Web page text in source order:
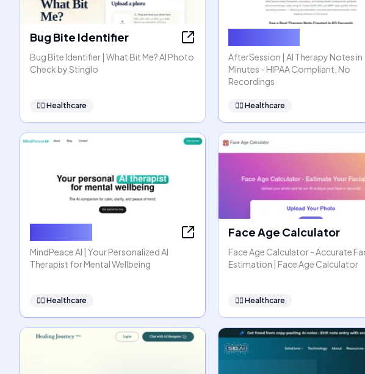
Bug Bite Identifier
Bug Bite Identifier | What Bit Me? AI Photo
Check by Stinglo
👩‍⚕️ Healthcare
AfterSession | AI Therapy Notes in
Minutes - HIPAA Compliant, No
Recordings
👩‍⚕️ Healthcare
MindPeace AI | Your Personalized AI
Therapist for Mental Wellbeing
👩‍⚕️ Healthcare
Face Age Calculator
Face Age Calculator - Accurate
Estimation | Face Age Calculator
👩‍⚕️ Healthcare